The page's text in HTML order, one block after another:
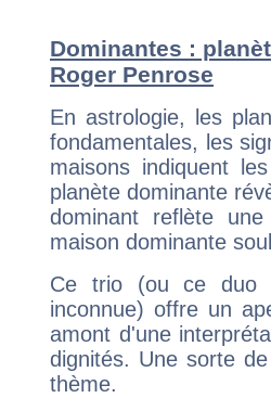
Dominantes :
Roger Penrose
En astrologie, les
fondamentales, les
maisons indiquent
planète dominante
dominant reflète
maison dominante
Ce trio (ou ce duo
inconnue) offre un
amont d'une
dignités. Une sorte
thème.